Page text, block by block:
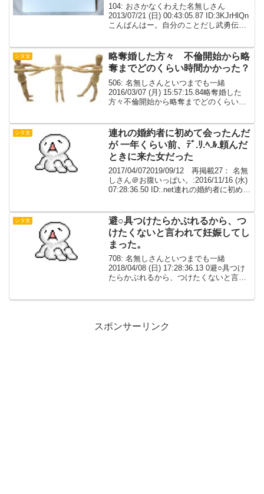
104: おさかなくわえた名無しさん
2013/07/21 (日) 00:43:05.87 ID:3KJrHlQn
こんばんはー。自分のことだし武勇伝か
罵倒します、嫌な...
シタ女
略奪婚した方々 不倫開始から略
奪までどのくらい時間かかった？
506: 名無しさんといつまでも一緒
2016/03/07 (月) 15:57:15.84略奪婚した
方々不倫開始から略奪までどのくらい時
しそこから揉めて、奥が絶対離婚...
シタ女
連れの婚約者に初めて会ったんだ
が 一年くらい前、ﾃﾞ.ﾘ.ﾍ.ﾙ.頼んだ
ときに来た女だった
2017/04/072019/09/12 再掲載27： 名無
しさん＠お腹いっぱい。:2016/11/16 (水)
07:28:36.50 ID:.net連れの婚約者に初めて
シタ女
避○具つけたらかぶれるから、つ
けたくないと言われて妊娠してし
まった。
708: 名無しさんといつまでも一緒
2018/04/08 (日) 17:28:36.13 0避○具つけ
たらかぶれるから、つけたくないと言わ
スポンサーリンク